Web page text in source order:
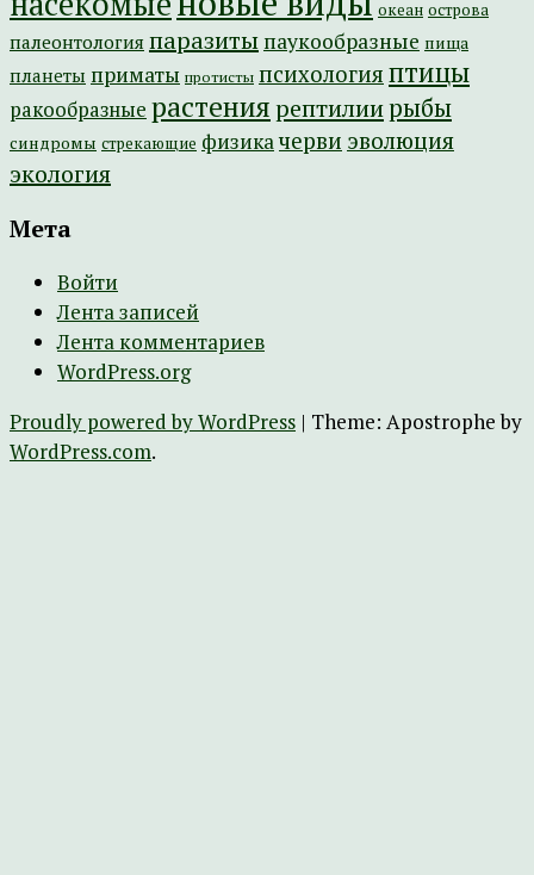
океан острова
палеонтология паразиты паукообразные пища
планеты приматы протисты психология птицы
ракообразные растениярептилиирыбы
синдромы стрекающие физикачерви эволюция
экология
Мета
Войти
Лента записей
Лента комментариев
WordPress.org
Proudly powered by WordPress | Theme: Apostrophe by
WordPress.com.